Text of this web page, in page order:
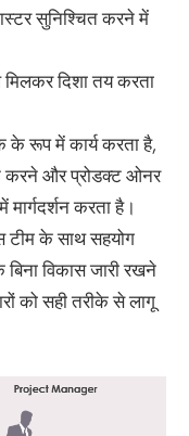
सुनिश्चित करने में
दिशा तय करता
के रूप में कार्य करता है,
करने और प्रोडक्ट ओनर
मार्गदर्शन करता है।
टीम के साथ सहयोग
विकास जारी रखने
को सही तरीके से लागू